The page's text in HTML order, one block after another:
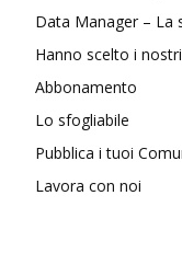
Data Manager – La
Hanno scelto i
Abbonamento
Lo sfogliabile
Pubblica i tuoi
Lavora con noi